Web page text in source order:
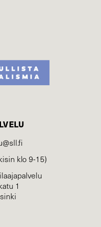
klo 9-15)
1